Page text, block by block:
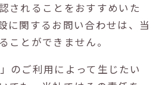
されることをおすすめいた
に関するお問い合わせは、当
ことができません。
のご利用によって生じたい